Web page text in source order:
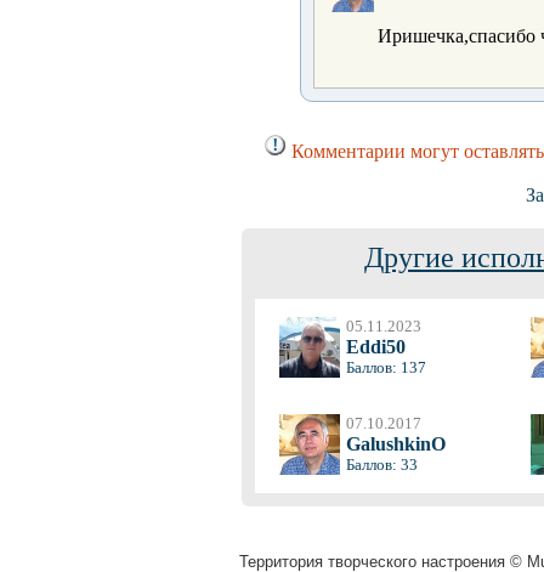
Иришечка,спасибо
Комментарии могут
Другие
05.11.2023
Eddi50
Баллов: 137
07.10.2017
GalushkinO
Баллов: 33
Территория творческого настроения ©